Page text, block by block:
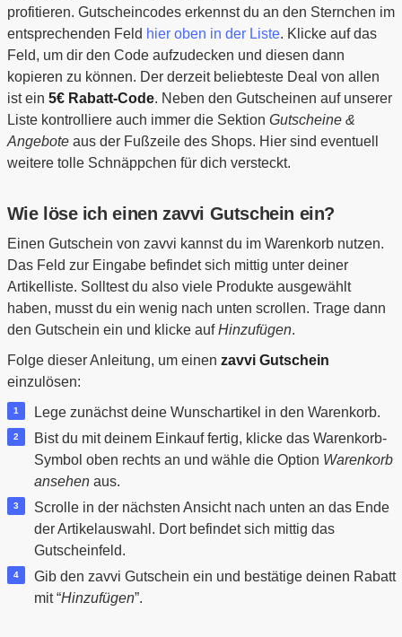
profitieren. Gutscheincodes erkennst du an den Sternchen im
entsprechenden Feld hier oben in der Liste. Klicke auf das
Feld, um dir den Code aufzudecken und diesen dann
kopieren zu können. Der derzeit beliebteste Deal von allen
ist ein 5€ Rabatt-Code. Neben den Gutscheinen auf unserer
Liste kontrolliere auch immer die Sektion Gutscheine &
Angeboteaus der Fußzeile des Shops. Hier sind eventuell
weitere tolle Schnäppchen für dich versteckt.
Wie löse ich einen zavvi Gutschein ein?
Einen Gutschein von zavvi kannst du im Warenkorb nutzen.
Das Feld zur Eingabe befindet sich mittig unter deiner
Artikelliste. Solltest du also viele Produkte ausgewählt
haben, musst du ein wenig nach unten scrollen. Trage dann
den Gutschein ein und klicke aufHinzufügen.
Folge dieser Anleitung, um einen zavvi Gutschein
einzulösen:
Lege zunächst deine Wunschartikel in den Warenkorb.
Bist du mit deinem Einkauf fertig, klicke das Warenkorb-
Symbol oben rechts an und wähle die Option Warenkorb
ansehenaus.
Scrolle in der nächsten Ansicht nach unten an das Ende
der Artikelauswahl. Dort befindet sich mittig das
Gutscheinfeld.
Gib den zavvi Gutschein ein und bestätige deinen Rabatt
mit “Hinzufügen”.